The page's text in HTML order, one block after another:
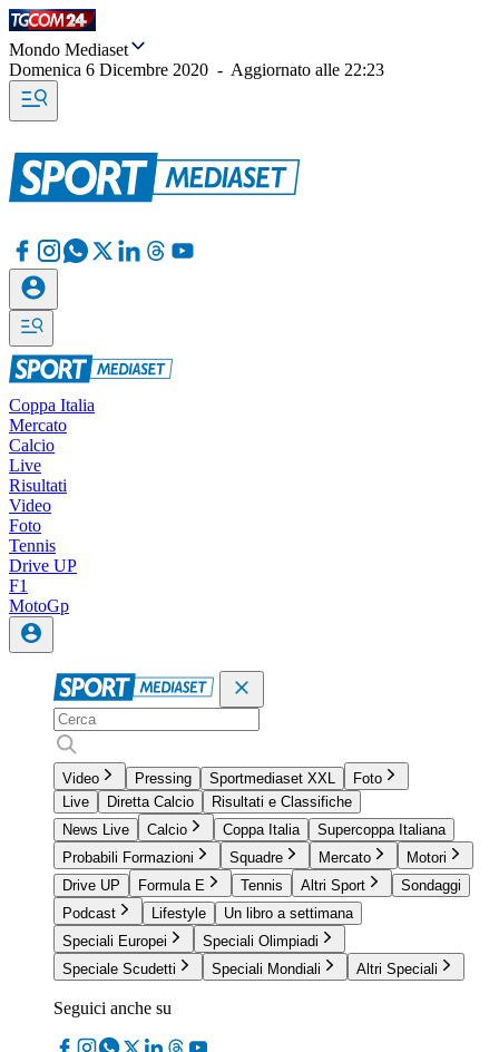
Mondo Mediaset
Domenica 6 Dicembre 2020 - Aggiornato alle 22:23
Coppa Italia
Mercato
Calcio
Live
Risultati
Video
Foto
Tennis
Drive UP
F1
MotoGp
Video Pressing Sportmediaset XXL
Foto
Live
Diretta Calcio
Risultati e Classifiche
News Live
Calcio Coppa Italia
Supercoppa Italiana
Probabili Formazioni
Squadre Mercato
Motori
Drive UP
Formula E Tennis Altri Sport
Sondaggi
Podcast
Lifestyle
Un libro a settimana
Speciali Europei
Speciali Olimpiadi
Speciale Scudetti
Speciali Mondiali Altri Speciali
Seguici anche su